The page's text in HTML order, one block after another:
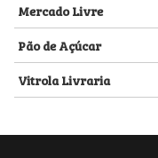
Mercado Livre
Pão de Açúcar
Vitrola Livraria